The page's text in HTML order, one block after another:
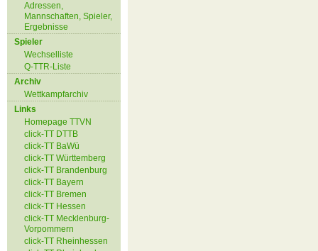
Adressen,
Mannschaften, Spieler,
Ergebnisse
Spieler
Wechselliste
Q-TTR-Liste
Archiv
Wettkampfarchiv
Links
Homepage TTVN
click-TT DTTB
click-TT BaWü
click-TT Württemberg
click-TT Brandenburg
click-TT Bayern
click-TT Bremen
click-TT Hessen
click-TT Mecklenburg-
Vorpommern
click-TT Rheinhessen